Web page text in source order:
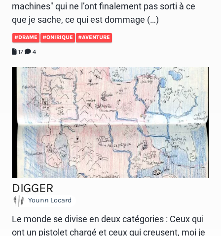
machines" qui ne l’ont finalement pas sorti à ce
que je sache, ce qui est dommage (…)
#DRAME #ONIRIQUE #AVENTURE
17 4
DIGGER
Younn Locard
Le monde se divise en deux catégories : Ceux qui
ont un pistolet chargé et ceux qui creusent, moi je